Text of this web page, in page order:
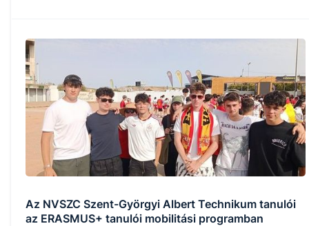
Az NVSZC Szent-Györgyi Albert Technikum tanulói
az ERASMUS+ tanulói mobilitási programban